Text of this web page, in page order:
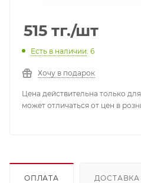
515 тг./шт
Есть в наличии: 6
Хочу в подарок
Цена действительна только
может отличаться от цен в
ОПЛАТА ДОСТАВКА